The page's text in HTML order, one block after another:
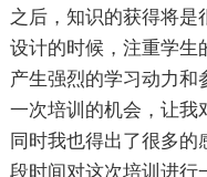
之后，知识的获得将是
设计的时候，注重学生
产生强烈的学习动力和
一次培训的机会，让我
同时我也得出了很多的
段时间对这次培训进行